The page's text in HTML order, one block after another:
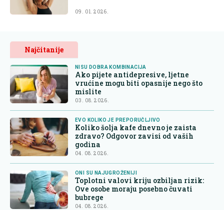
09. 01. 2026.
Najčitanije
NISU DOBRA KOMBINACIJA
Ako pijete antidepresive, ljetne
vrućine mogu biti opasnije nego što
mislite
03. 08. 2026.
EVO KOLIKO JE PREPORUČLJIVO
Koliko šolja kafe dnevno je zaista
zdravo? Odgovor zavisi od vaših
godina
04. 08. 2026.
ONI SU NAJUGROŽENIJI
Toplotni valovi kriju ozbiljan rizik:
Ove osobe moraju posebno čuvati
bubrege
04. 08. 2026.